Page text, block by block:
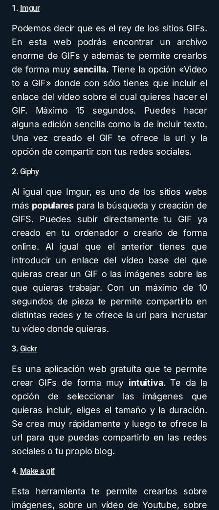
1. Imgur
Podemos decir que es el rey de los sitios GIFs.
En esta web podrás encontrar un archivo
enorme de GIFs y además te permite crearlos
de forma muy sencilla. Tiene la opción «Video
to a GIF» donde con sólo tienes que incluir el
enlace del vídeo sobre el cual quieres hacer el
GIF. Máximo 15 segundos. Puedes hacer
alguna edición sencilla como la de incluir texto.
Una vez creado el GIF te ofrece la url y la
opción de compartir con tus redes sociales.
2. Giphy
Al igual que Imgur, es uno de los sitios webs
más popularespara la búsqueda y creación de
GIFS. Puedes subir directamente tu GIF ya
creado en tu ordenador o crearlo de forma
online. Al igual que el anterior tienes que
introducir un enlace del vídeo base del que
quieras crear un GIF o las imágenes sobre las
que quieras trabajar. Con un máximo de 10
segundos de pieza te permite compartirlo en
distintas redes y te ofrece la url para incrustar
tu vídeo donde quieras.
3. Gickr
Es una aplicación web gratuíta que te permite
crear GIFs de forma muy intuitiva. Te da la
opción de seleccionar las imágenes que
quieras incluir, eliges el tamaño y la duración.
Se crea muy rápidamente y luego te ofrece la
url para que puedas compartirlo en las redes
sociales o tu propio blog.
4. Make a gif
Esta herramienta te permite crearlos sobre
imágenes, sobre un vídeo de Youtube, sobre